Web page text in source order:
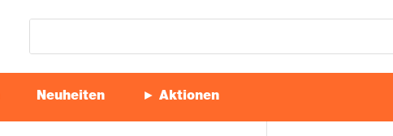
Neu­hei­ten ► Aktio­nen